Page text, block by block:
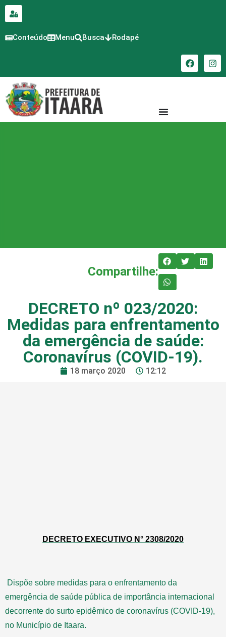
conteúdo
Conteúdo Menu Busca Rodapé
Compartilhe:
DECRETO nº 023/2020:
Medidas para enfrentamento
da emergência de saúde:
Coronavírus (COVID-19).
18 março 2020 12:12
DECRETO EXECUTIVO N° 2308/2020
Dispõe sobre medidas para o enfrentamento da
emergência de saúde pública de importância internacional
decorrente do surto epidêmico de coronavírus (COVID-19),
no Município de Itaara.